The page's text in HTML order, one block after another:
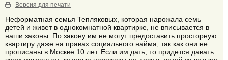
Версия для печати
Неформатная семья Тепляковых, которая нарожала семь
детей и живет в однокомнатной квартирке, не вписывается в
наши законы. По закону им не могут предоставить просторную
квартиру даже на правах социального найма, так как они не
прописаны в Москве 10 лет. Если им дать, то придется давать